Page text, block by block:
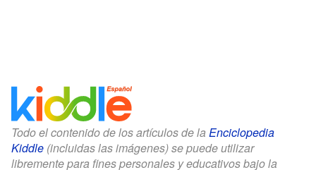
Todo el contenido de los artículos de la Enciclopedia
Kiddle (incluidas las imágenes) se puede utilizar
libremente para fines personales y educativos bajo la